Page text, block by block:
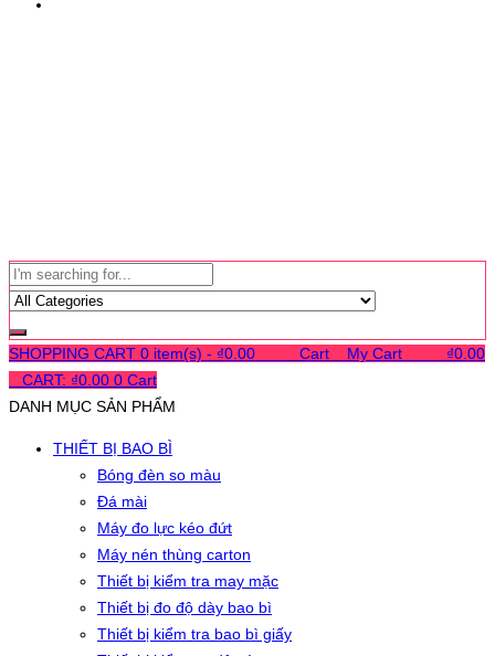
SHOPPING CART 0 item(s) - ₫0.00 Cart My Cart ₫0.00
CART: ₫0.00 0 Cart
DANH MỤC SẢN PHẨM
THIẾT BỊ BAO BÌ
Bóng đèn so màu
Đá mài
Máy đo lực kéo đứt
Máy nén thùng carton
Thiết bị kiểm tra may mặc
Thiết bị đo độ dày bao bì
Thiết bị kiểm tra bao bì giấy